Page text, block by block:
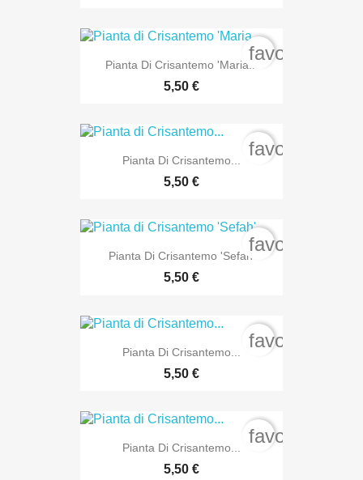
Pianta Di Crisantemo 'Maria...
5,50 €
Pianta Di Crisantemo...
5,50 €
Pianta Di Crisantemo 'Sefah'
5,50 €
Pianta Di Crisantemo...
5,50 €
Pianta Di Crisantemo...
5,50 €